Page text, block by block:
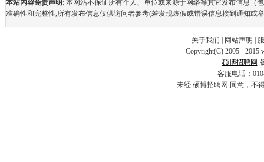
本站内容免责声明 : 本网站不保证所有个人、单位或来源于网络等其它发布信息（
准确性和完整性,所有发布信息仅供访问者参考(若发现虚假或错误信息接到通知或
关于我们 网站声明
Copyright(C) 2005 - 2015
硕博招聘网
客服电话：
未经 硕博招聘网 同意，不